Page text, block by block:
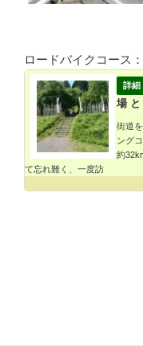
ロードバイクコース：
場 と
街道
ング
約
て忘れ難く、一度訪